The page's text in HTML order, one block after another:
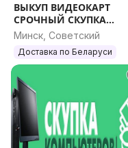
ВЫКУП ВИДЕОКАРТ
СРОЧНЫЙ СКУПКА
ВИДЕОКАРТ
Минск, Советский
Доставка по Беларуси